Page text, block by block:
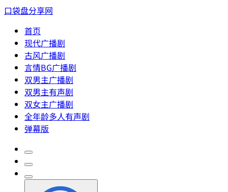
口袋盘分享网
首页
现代广播剧
古风广播剧
言情BG广播剧
双男主广播剧
双男主有声剧
双女主广播剧
全年龄多人有声剧
弹幕版